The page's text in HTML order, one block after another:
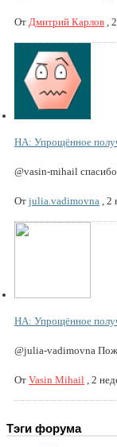
От Дмитрий Карлов ,
НА: Упрощённое
@vasin-mihail
От julia.vadimovna , 2
НА: Упрощённое
@julia-vadimovna
От Vasin Mihail , 2
Тэги форума